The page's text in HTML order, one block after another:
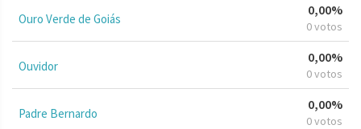
Ouro Verde de Goiás
0,00%
0 votos
Ouvidor
0,00%
0 votos
Padre Bernardo
0,00%
0 votos